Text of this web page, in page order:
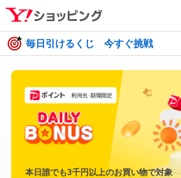
毎日引けるくじ 今すぐ挑戦
本日誰でも3千円以上のお買い物で対象